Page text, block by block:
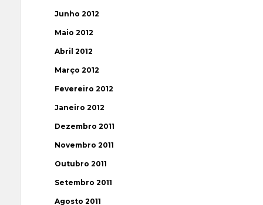
Junho 2012
Maio 2012
Abril 2012
Março 2012
Fevereiro 2012
Janeiro 2012
Dezembro 2011
Novembro 2011
Outubro 2011
Setembro 2011
Agosto 2011